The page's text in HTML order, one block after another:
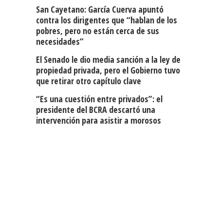
San Cayetano: García Cuerva apuntó
contra los dirigentes que “hablan de los
pobres, pero no están cerca de sus
necesidades”
El Senado le dio media sanción a la ley de
propiedad privada, pero el Gobierno tuvo
que retirar otro capítulo clave
“Es una cuestión entre privados”: el
presidente del BCRA descartó una
intervención para asistir a morosos